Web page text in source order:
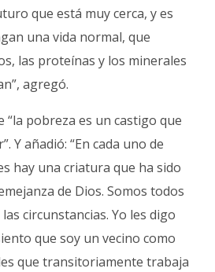
que está muy cerca, y es
una vida normal, que
las proteínas y los minerales
agregó.
pobreza es un castigo que
Y añadió: “En cada uno de
hay una criatura que ha sido
de Dios. Somos todos
circunstancias. Yo les digo
que soy un vecino como
que transitoriamente trabaja